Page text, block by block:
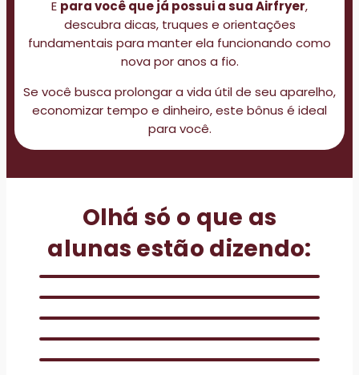
E para você que já possui a sua Airfryer,
descubra dicas, truques e orientações
fundamentais para manter ela funcionando como
nova por anos a fio.
Se você busca prolongar a vida útil de seu aparelho,
economizar tempo e dinheiro, este bônus é ideal
para você.
Olhá só o que as
alunas estão dizendo: